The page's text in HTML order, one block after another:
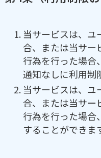
当サービスは、ユ
合、または当サー
行為を行った場合
通知なしに利用制
当サービスは、ユ
合、または当サー
行為を行った場合
することができま